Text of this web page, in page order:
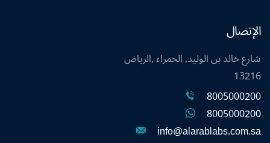
الإتصال
شارع خالد بن الوليد, الحمراء ,الرياض
13216
8005000200
8005000200
info@alarablabs.com.sa